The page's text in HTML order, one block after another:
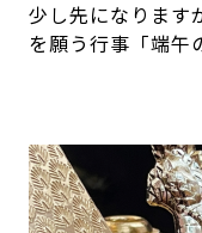
少し先になります
を願う行事「端午